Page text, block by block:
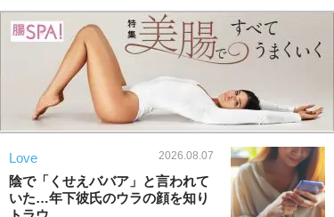
Love 2026.08.07
陰で「くせえババア」と言われて
いた…年下彼氏のウラの顔を知り